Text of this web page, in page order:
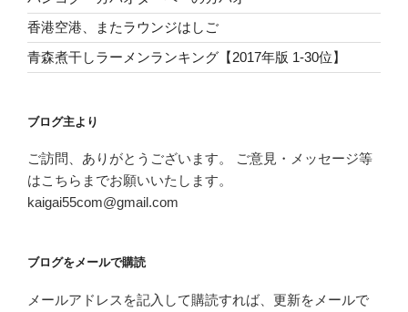
香港空港、またラウンジはしご
青森煮干しラーメンランキング【2017年版 1-30位】
ブログ主より
ご訪問、ありがとうございます。 ご意見・メッセージ等
はこちらまでお願いいたします。
kaigai55com@gmail.com
ブログをメールで購読
メールアドレスを記入して購読すれば、更新をメールで